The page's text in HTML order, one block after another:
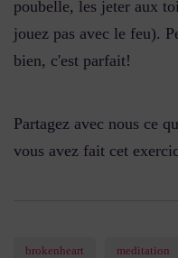
poubelle, les jeter aux
jouez pas avec le feu).
bien, c'est parfait!
Partagez avec nous ce
vous avez fait cet
brokenheart meditation